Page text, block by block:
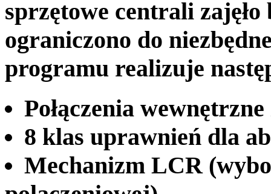
sprzętowe centrali
ograniczono do
programu realizuje
Połączenia
8 klas uprawnień dla
Mechanizm LCR